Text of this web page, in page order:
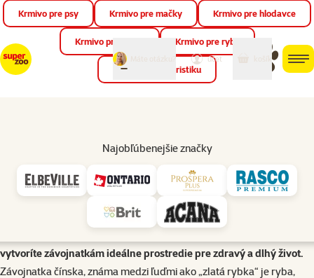
📱 Stiahnite si novú aplikáciu Super zoo.Viac informácií
môj
účet
Krmivo pre psy Krmivo pre mačky Krmivo pre hlodavce
Krmivo pre vtáky Krmivo pre ryby
Krmivo pre teraristiku
Najobľúbenejšie značky
Závojnatka čínska (Carassius auratus)
patrí medzi najobľúbenejšie okrasné ryby. V článku sa dozviete,
aké akvárium je pre ňu vhodné, aké podmienky vody potrebuje, s
akými rybami ju nechovať a ako ju správne kŕmiť. Nechýbajú ani
vytvoríte závojnatkám ideálne prostredie pre zdravý a dlhý život.
Závojnatka čínska, známa medzi ľuďmi ako „zlatá rybka“ je ryba,